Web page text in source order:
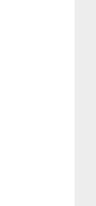
p-